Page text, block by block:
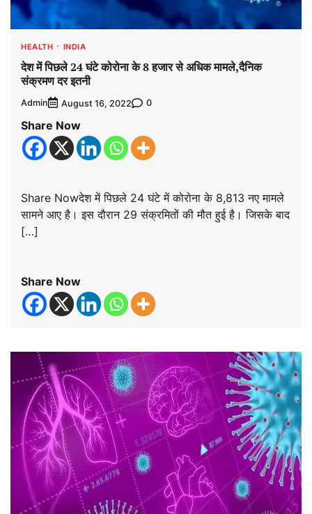
HEALTH INDIA
देश में पिछले 24 घंटे कोरोना के 8 हजार से अधिक मामले,दैनिक
संक्रमण दर इतनी
Admin August 16, 2022 0
Share Now
Share Nowदेश में पिछले 24 घंटे में कोरोना के 8,813 नए मामले
सामने आए है। इस दौरान 29 संक्रमितों की मौत हुई है। जिसके बाद
[…]
Share Now